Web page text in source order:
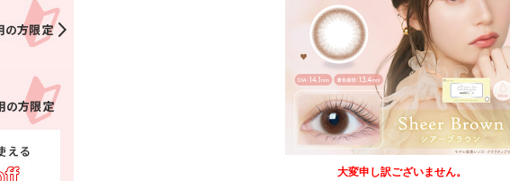
大変申し訳ございません。